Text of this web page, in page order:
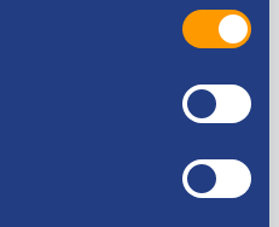
2.5 R5TDI